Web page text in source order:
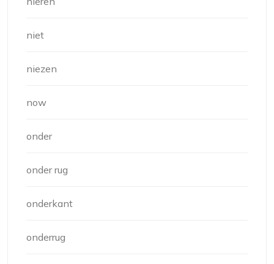
niet
niezen
now
onder
onder rug
onderkant
onderrug